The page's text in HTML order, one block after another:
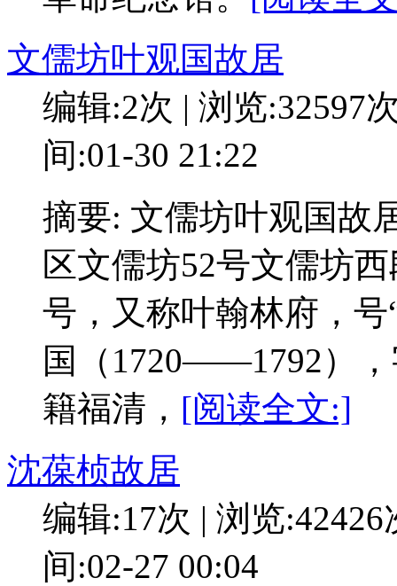
文儒坊叶观国故居
编辑:2次 | 浏览:32597
间:01-30 21:22
摘要: 文儒坊叶观国故
区文儒坊52号文儒坊
号，又称叶翰林府，
国（1720——1792）
籍福清， [阅读全文:]
沈葆桢故居
编辑:17次 | 浏览:42426
间:02-27 00:04